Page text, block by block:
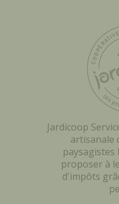
Jardicoop
artisanale
proposer à
d'impôts